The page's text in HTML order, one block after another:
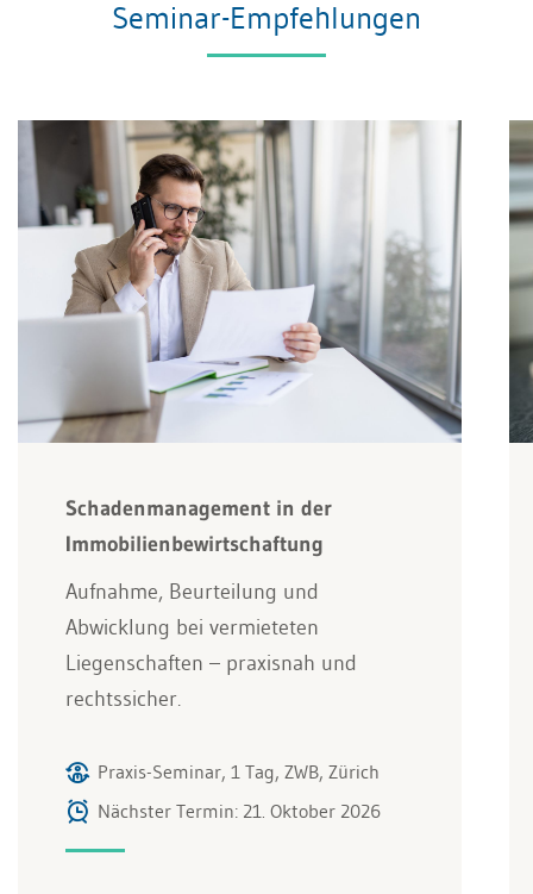
Seminar-Empfehlungen
Schadenmanagement in der
Immobilienbewirtschaftung
Aufnahme, Beurteilung und
Abwicklung bei vermieteten
Liegenschaften – praxisnah und
rechtssicher.
Praxis-Seminar, 1 Tag, ZWB, Zürich
Nächster Termin: 21. Oktober 2026